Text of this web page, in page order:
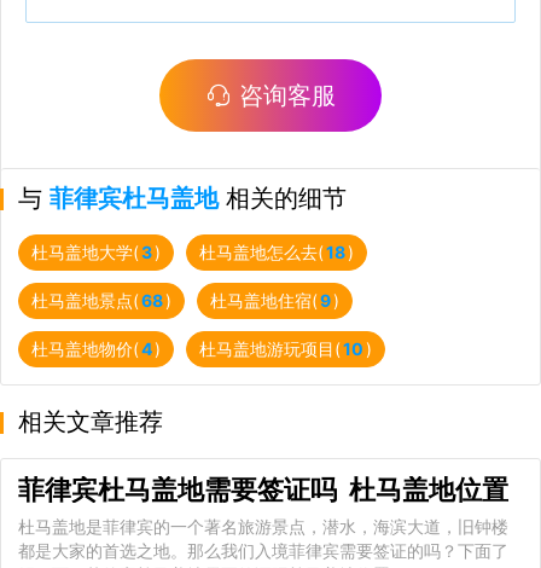
咨询客服
与 菲律宾杜马盖地相关的细节
杜马盖地大学(3) 杜马盖地怎么去(18)
杜马盖地景点(68) 杜马盖地住宿(9)
杜马盖地物价(4) 杜马盖地游玩项目(10)
相关文章推荐
菲律宾杜马盖地需要签证吗 杜马盖地位置
杜马盖地是菲律宾的一个著名旅游景点，潜水，海滨大道，旧钟楼
都是大家的首选之地。那么我们入境菲律宾需要签证的吗？下面了